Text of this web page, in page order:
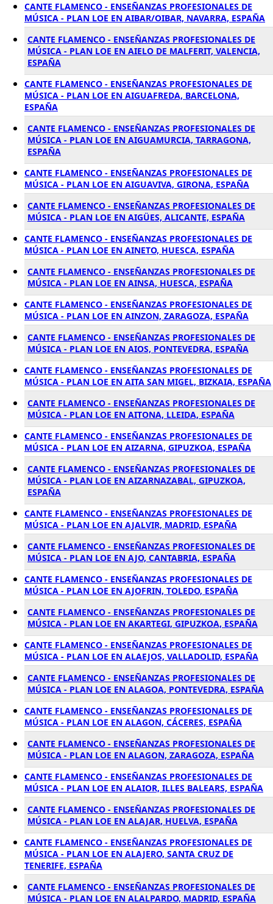
CANTE FLAMENCO - ENSEÑANZAS PROFESIONALES DE
MÚSICA - PLAN LOE EN AIBAR/OIBAR, NAVARRA, ESPAÑA
CANTE FLAMENCO - ENSEÑANZAS PROFESIONALES DE
MÚSICA - PLAN LOE EN AIELO DE MALFERIT, VALENCIA,
ESPAÑA
CANTE FLAMENCO - ENSEÑANZAS PROFESIONALES DE
MÚSICA - PLAN LOE EN AIGUAFREDA, BARCELONA,
ESPAÑA
CANTE FLAMENCO - ENSEÑANZAS PROFESIONALES DE
MÚSICA - PLAN LOE EN AIGUAMURCIA, TARRAGONA,
ESPAÑA
CANTE FLAMENCO - ENSEÑANZAS PROFESIONALES DE
MÚSICA - PLAN LOE EN AIGUAVIVA, GIRONA, ESPAÑA
CANTE FLAMENCO - ENSEÑANZAS PROFESIONALES DE
MÚSICA - PLAN LOE EN AIGÜES, ALICANTE, ESPAÑA
CANTE FLAMENCO - ENSEÑANZAS PROFESIONALES DE
MÚSICA - PLAN LOE EN AINETO, HUESCA, ESPAÑA
CANTE FLAMENCO - ENSEÑANZAS PROFESIONALES DE
MÚSICA - PLAN LOE EN AINSA, HUESCA, ESPAÑA
CANTE FLAMENCO - ENSEÑANZAS PROFESIONALES DE
MÚSICA - PLAN LOE EN AINZON, ZARAGOZA, ESPAÑA
CANTE FLAMENCO - ENSEÑANZAS PROFESIONALES DE
MÚSICA - PLAN LOE EN AIOS, PONTEVEDRA, ESPAÑA
CANTE FLAMENCO - ENSEÑANZAS PROFESIONALES DE
MÚSICA - PLAN LOE EN AITA SAN MIGEL, BIZKAIA, ESPAÑA
CANTE FLAMENCO - ENSEÑANZAS PROFESIONALES DE
MÚSICA - PLAN LOE EN AITONA, LLEIDA, ESPAÑA
CANTE FLAMENCO - ENSEÑANZAS PROFESIONALES DE
MÚSICA - PLAN LOE EN AIZARNA, GIPUZKOA, ESPAÑA
CANTE FLAMENCO - ENSEÑANZAS PROFESIONALES DE
MÚSICA - PLAN LOE EN AIZARNAZABAL, GIPUZKOA,
ESPAÑA
CANTE FLAMENCO - ENSEÑANZAS PROFESIONALES DE
MÚSICA - PLAN LOE EN AJALVIR, MADRID, ESPAÑA
CANTE FLAMENCO - ENSEÑANZAS PROFESIONALES DE
MÚSICA - PLAN LOE EN AJO, CANTABRIA, ESPAÑA
CANTE FLAMENCO - ENSEÑANZAS PROFESIONALES DE
MÚSICA - PLAN LOE EN AJOFRIN, TOLEDO, ESPAÑA
CANTE FLAMENCO - ENSEÑANZAS PROFESIONALES DE
MÚSICA - PLAN LOE EN AKARTEGI, GIPUZKOA, ESPAÑA
CANTE FLAMENCO - ENSEÑANZAS PROFESIONALES DE
MÚSICA - PLAN LOE EN ALAEJOS, VALLADOLID, ESPAÑA
CANTE FLAMENCO - ENSEÑANZAS PROFESIONALES DE
MÚSICA - PLAN LOE EN ALAGOA, PONTEVEDRA, ESPAÑA
CANTE FLAMENCO - ENSEÑANZAS PROFESIONALES DE
MÚSICA - PLAN LOE EN ALAGON, CÁCERES, ESPAÑA
CANTE FLAMENCO - ENSEÑANZAS PROFESIONALES DE
MÚSICA - PLAN LOE EN ALAGON, ZARAGOZA, ESPAÑA
CANTE FLAMENCO - ENSEÑANZAS PROFESIONALES DE
MÚSICA - PLAN LOE EN ALAIOR, ILLES BALEARS, ESPAÑA
CANTE FLAMENCO - ENSEÑANZAS PROFESIONALES DE
MÚSICA - PLAN LOE EN ALAJAR, HUELVA, ESPAÑA
CANTE FLAMENCO - ENSEÑANZAS PROFESIONALES DE
MÚSICA - PLAN LOE EN ALAJERO, SANTA CRUZ DE
TENERIFE, ESPAÑA
CANTE FLAMENCO - ENSEÑANZAS PROFESIONALES DE
MÚSICA - PLAN LOE EN ALALPARDO, MADRID, ESPAÑA